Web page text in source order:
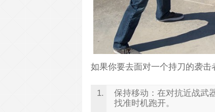
如果你要去面对一个持刀的袭击
保持移动：在对抗近战武
找准时机跑开。